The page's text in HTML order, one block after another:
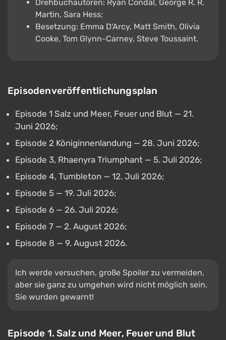
Drehbuchautoren: Ryan Condal, George R. R.
Martin, Sara Hess;
Besetzung: Emma D'Arcy, Matt Smith, Olivia
Cooke, Tom Glynn-Carney, Steve Toussaint.
Episodenveröffentlichungsplan
Episode 1 Salz und Meer, Feuer und Blut — 21.
Juni 2026;
Episode 2 Königinnenlandung — 28. Juni 2026;
Episode 3, Rhaenyra Triumphant — 5. Juli 2026;
Episode 4, Tumbleton — 12. Juli 2026;
Episode 5 — 19. Juli 2026;
Episode 6 — 26. Juli 2026;
Episode 7 — 2. August 2026;
Episode 8 — 9. August 2026.
Ich werde versuchen, große Spoiler zu vermeiden,
aber sie ganz zu umgehen wird nicht möglich sein.
Sie wurden gewarnt!
Episode 1. Salz und Meer, Feuer und Blut